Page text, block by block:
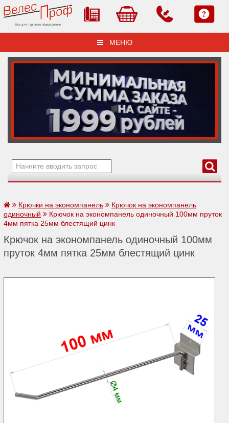
Все для торгового оборудования
МЕНЮ
Крючки на экономпанель
Крючок на экономпанель
одиночный
Крючок на экономпанель одиночный 100мм пруток
4мм пятка 25мм блестящий цинк
Крючок на экономпанель одиночный 100мм
пруток 4мм пятка 25мм блестящий цинк